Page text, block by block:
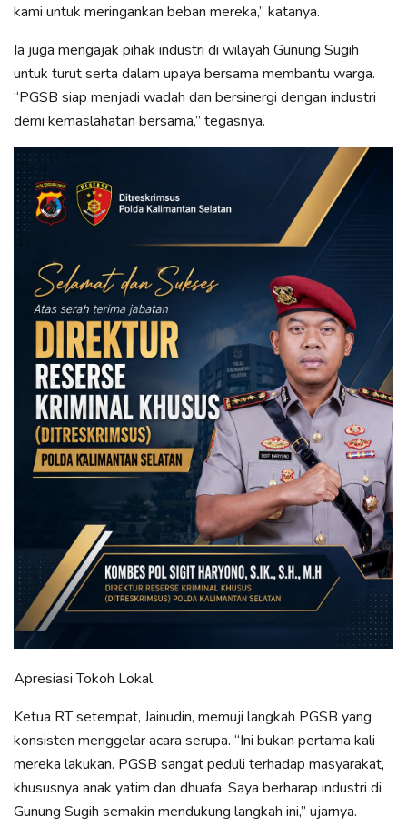
kami untuk meringankan beban mereka,” katanya.
Ia juga mengajak pihak industri di wilayah Gunung Sugih
untuk turut serta dalam upaya bersama membantu warga.
“PGSB siap menjadi wadah dan bersinergi dengan industri
demi kemaslahatan bersama,” tegasnya.
Apresiasi Tokoh Lokal
Ketua RT setempat, Jainudin, memuji langkah PGSB yang
konsisten menggelar acara serupa. “Ini bukan pertama kali
mereka lakukan. PGSB sangat peduli terhadap masyarakat,
khususnya anak yatim dan dhuafa. Saya berharap industri di
Gunung Sugih semakin mendukung langkah ini,” ujarnya.